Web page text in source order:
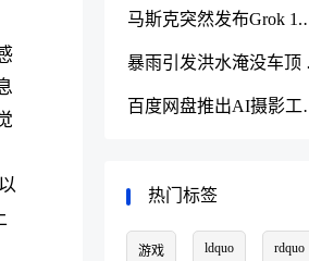
马斯克突然
暴雨
百度网盘
热门标签
游戏 ldquo rdquo